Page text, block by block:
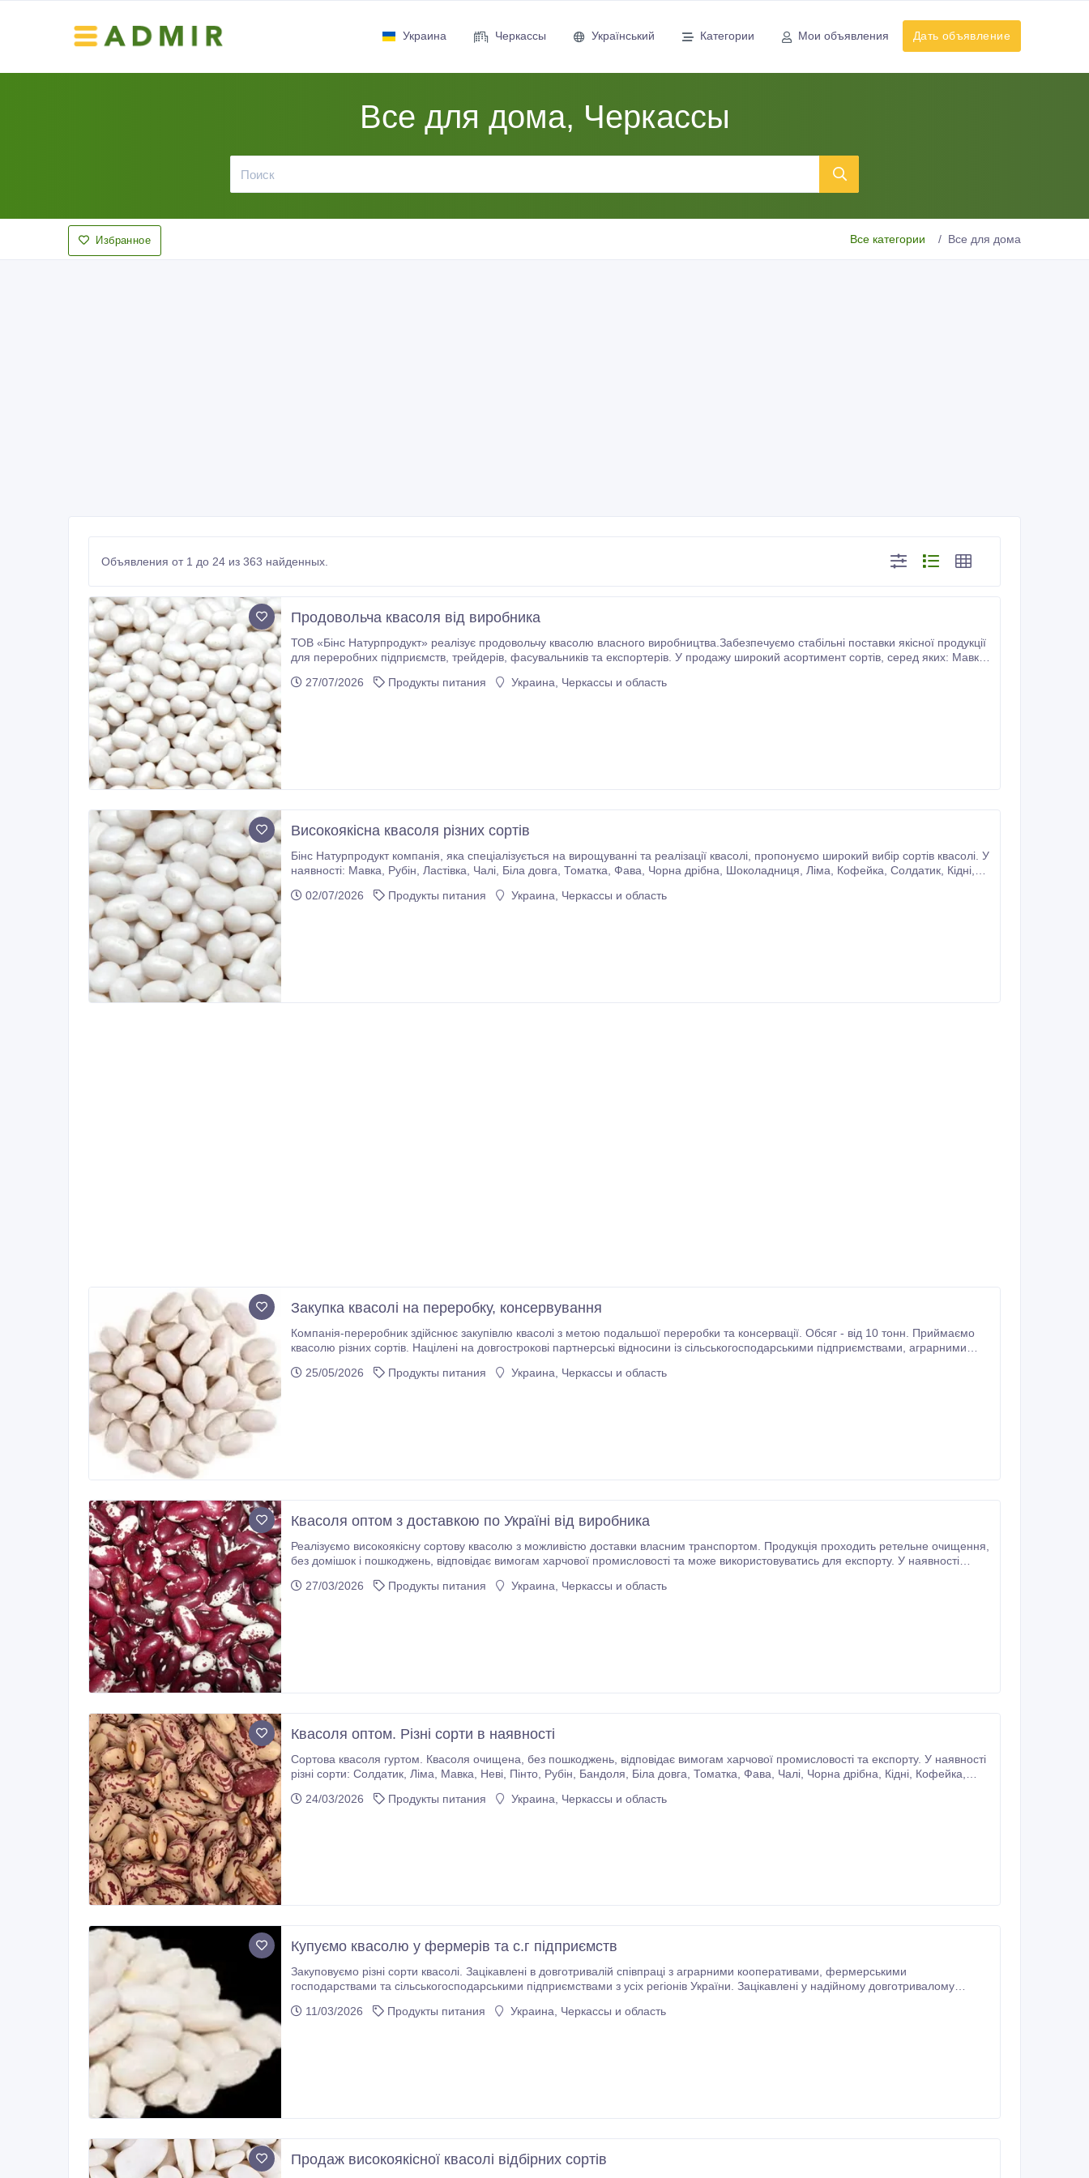
Украина Черкассы Український Категории Мои объявления Дать объявление
Все для дома, Черкассы
Избранное Все категории Все для дома
Объявления от 1 до 24 из 363 найденных.
Продовольча квасоля від виробника
ТОВ «Бінс Натурпродукт» реалізує продовольчу квасолю власного виробництва.Забезпечуємо стабільні поставки якісної продукції
для переробних підприємств, трейдерів, фасувальників та експортерів. У продажу широкий асортимент сортів, серед яких: Мавка,
Бандоля, Неві, Пінто та інші.
27/07/2026 Продукты питания Украина, Черкассы и область
Високоякісна квасоля різних сортів
Бінс Натурпродукт компанія, яка спеціалізується на вирощуванні та реалізації квасолі, пропонуємо широкий вибір сортів квасолі. У
наявності: Мавка, Рубін, Ластівка, Чалі, Біла довга, Томатка, Фава, Чорна дрібна, Шоколадниця, Ліма, Кофейка, Солдатик, Кідні,
02/07/2026
Продукты питания Украина, Черкассы и область
Закупка квасолі на переробку, консервування
Компанія-переробник здійснює закупівлю квасолі з метою подальшої переробки та консервації. Обсяг - від 10 тонн. Приймаємо
квасолю різних сортів. Націлені на довгострокові партнерські відносини із сільськогосподарськими підприємствами, аграрними
25/05/2026
Продукты питания Украина, Черкассы и область
Квасоля оптом з доставкою по Україні від виробника
Реалізуємо високоякісну сортову квасолю з можливістю доставки власним транспортом. Продукція проходить ретельне очищення,
без домішок і пошкоджень, відповідає вимогам харчової промисловості та може використовуватись для експорту. У наявності
Солдатик, Кідні, Біла кругла, Бандоля, Неві, Пінто та інші.
27/03/2026 Продукты питания Украина, Черкассы и область
Квасоля оптом. Різні сорти в наявності
Сортова квасоля гуртом. Квасоля очищена, без пошкоджень, відповідає вимогам харчової промисловості та експорту. У наявності
різні сорти: Солдатик, Ліма, Мавка, Неві, Пінто, Рубін, Бандоля, Біла довга, Томатка, Фава, Чалі, Чорна дрібна, Кідні, Кофейка,
24/03/2026
Продукты питания Украина, Черкассы и область
Купуємо квасолю у фермерів та с.г підприємств
Закуповуємо різні сорти квасолі. Зацікавлені в довготривалій співпраці з аграрними кооперативами, фермерськими
господарствами та сільськогосподарськими підприємствами з усіх регіонів України. Зацікавлені у надійному довготривалому
Розрахунок можливий з ПДВ або без ПДВ, Вивезення продукції здійснюється нашим транспортом.
11/03/2026 Продукты питания Украина, Черкассы и область
Продаж високоякісної квасолі відбірних сортів